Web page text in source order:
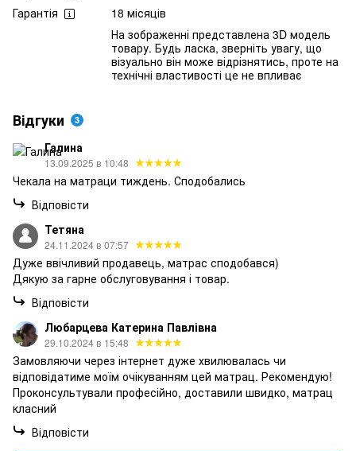
Гарантія
18 місяців
На зображенні представлена 3D модель
товару. Будь ласка, зверніть увагу, що
візуально він може відрізнятись, проте на
технічні властивості це не впливає
Відгуки 3
Галина
13.09.2025 в 10:48
Чекала на матраци тиждень. Сподобались
Відповісти
Тетяна
24.11.2024 в 07:57
Дуже ввічливий продавець, матрас сподобався)
Дякую за гарне обслуговування і товар.
Відповісти
Любарцева Катерина Павлівна
29.10.2024 в 15:48
Замовляючи через інтернет дуже хвилювалась чи
відповідатиме моїм очікуванням цей матрац. Рекомендую!
Проконсультували професійно, доставили швидко, матрац
класний
Відповісти